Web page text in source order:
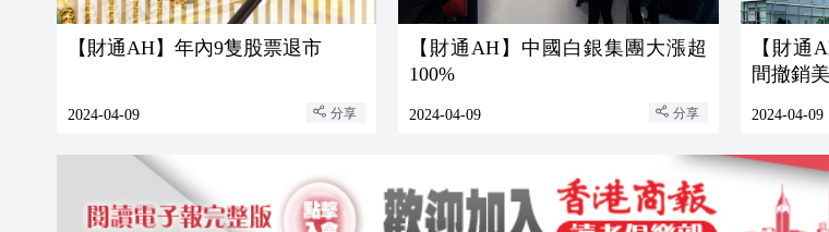
【財通AH】年內9隻股票退市
2024-04-09 分享
【財通AH】中國白銀集團大漲超
100%
2024-04-09 分享
【財通
間撤銷
2024-04-09